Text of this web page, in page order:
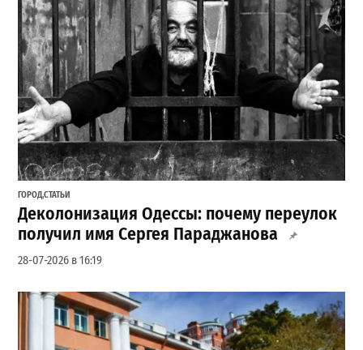
ГОРОД,СТАТЬИ
Деколонизация Одессы: почему переулок
получил имя Сергея Параджанова
28-07-2026 в 16:19